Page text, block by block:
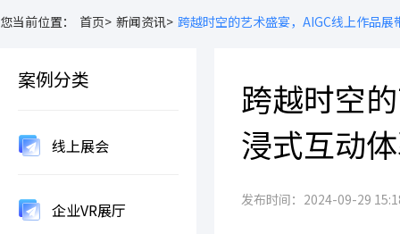
您当前位置： 首页> 新闻资讯> 跨越时空的艺术盛宴，AIGC线上作品展
案例分类
线上展会
企业VR展厅
跨越时空
浸式互动
发布时间：2024-09-29